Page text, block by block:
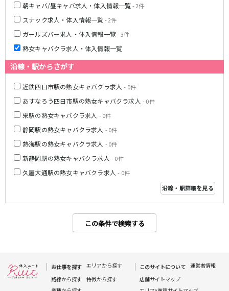
朝キャバ/昼キャバ求人・体入情報一覧- 2件
スナック求人・体入情報一覧- 2件
ガールズバー求人・体入情報一覧- 3件
熟女キャバクラ求人・体入情報一覧
沿線・駅からさがす
近鉄四日市駅の熟女キャバクラ求人- 0件
あすなろう四日市駅の熟女キャバクラ求人 - 0件
栄駅の熟女キャバクラ求人 - 0件
静岡駅の熟女キャバクラ求人 - 0件
熱海駅の熟女キャバクラ求人 - 0件
新静岡駅の熟女キャバクラ求人 - 0件
久屋大通駅の熟女キャバクラ求人- 0件
沿線・駅詳細を見る
この条件で検索する
お仕事を探す エリアから探す
路線から探す
特徴から探す
このサイトについて
運営者情報
店舗サイトマップ